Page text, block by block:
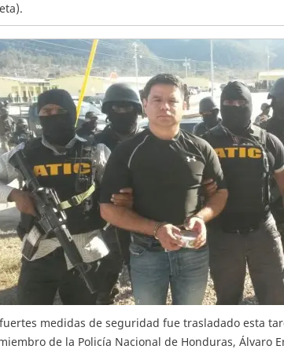
medidas de seguridad fue trasladado esta
de la Policía Nacional de Honduras, Álvaro